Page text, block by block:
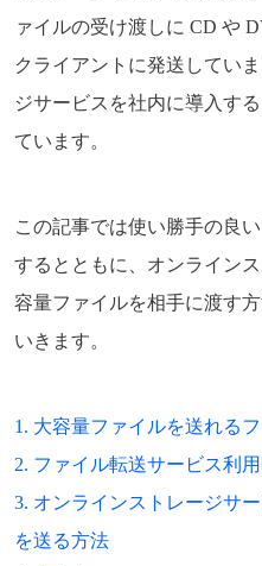
ァイルの受け渡しに CD や
クライアントに発送してい
ジサービスを社内に導入す
ています。
この記事では使い勝手の良
するとともに、オンライン
容量ファイルを相手に渡す
いきます。
1. 大容量ファイルを送れる
2. ファイル転送サービス利
3. オンラインストレージサ
を送る方法